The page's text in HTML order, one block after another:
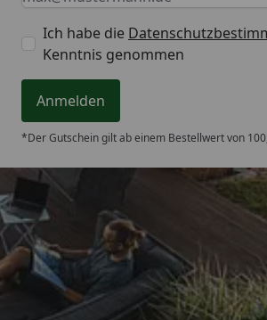
Ich habe die
Kenntnis genommen
Anmelden
*Der Gutschein gilt ab einem Bestellwert von
Trusted Shops
4,65/ 5